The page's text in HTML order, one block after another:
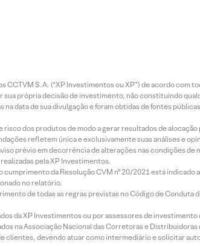
CCTVM S.A. (“XP Investimentos ou XP”) de acordo
própria decisão de investimento, não constituindo
data de sua divulgação e foram obtidas de fontes
dos produtos de modo a gerar resultados de alocação
refletem única e exclusivamente suas análises e
prévio em decorrência de alterações nas condições
pela XP Investimentos.
da Resolução CVM nº 20/2021 está indicado
no relatório.
de todas as regras previstas no Código de Conduta
da XP Investimentos ou por assessores de
na Associação Nacional das Corretoras e
devendo atuar como intermediário e solicitar